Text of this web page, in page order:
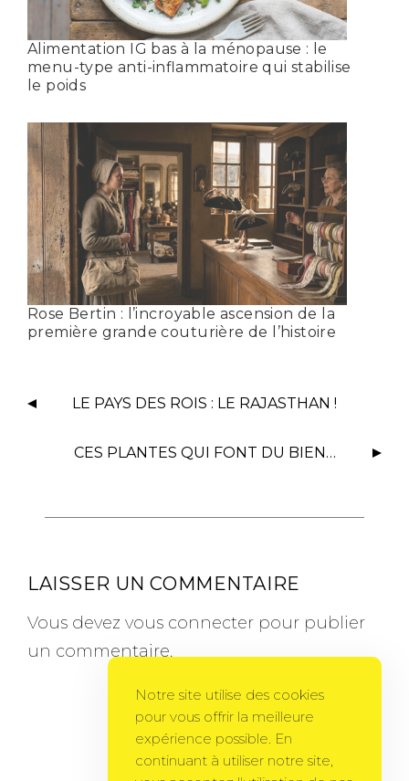
Alimentation IG bas à la ménopause : le
menu-type anti-inflammatoire qui stabilise
le poids
Rose Bertin : l’incroyable ascension de la
première grande couturière de l’histoire
LE PAYS DES ROIS : LE RAJASTHAN !
CES PLANTES QUI FONT DU BIEN…
LAISSER UN COMMENTAIRE
Vous devez vous connecter pour publier
un commentaire.
Gema Theme by PixelGrade
Notre site utilise des cookies
pour vous offrir la meilleure
expérience possible. En
continuant à utiliser notre site,